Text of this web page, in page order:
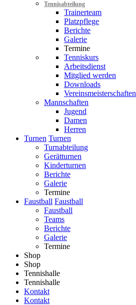
Tennisabteilung
Trainerteam
Platzpflege
Berichte
Galerie
Termine
Tenniskurs
Arbeitsdienst
Mitglied werden
Downloads
Vereinsmeisterschaften
Mannschaften
Jugend
Damen
Herren
Turnen Turnen
Turnabteilung
Gerätturnen
Kinderturnen
Berichte
Galerie
Termine
Faustball Faustball
Faustball
Teams
Berichte
Galerie
Termine
Shop
Shop
Tennishalle
Tennishalle
Kontakt
Kontakt